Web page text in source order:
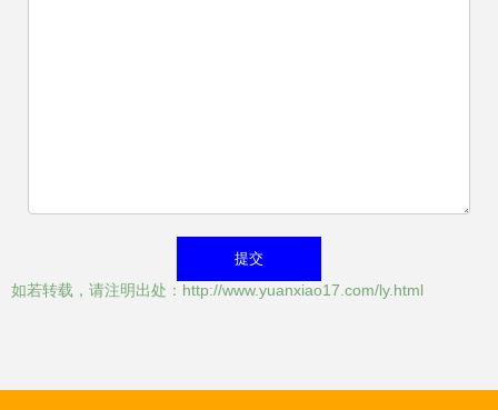
如若转载，请注明出处：http://www.yuanxiao17.com/ly.html